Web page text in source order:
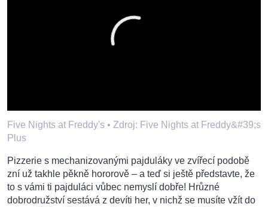
Five Nights at Freddy's • Zdroj: Five Nights at Freddy&#39;s
Plus
Pizzerie s mechanizovanými pajduláky ve zvířecí podobě
zní už takhle pěkně hororově – a teď si ještě představte, že
to s vámi ti pajduláci vůbec nemyslí dobře! Hrůzné
dobrodružství sestává z devíti her, v nichž se musíte vžít do